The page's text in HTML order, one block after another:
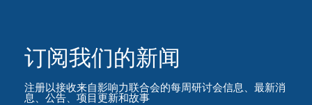
订阅我们的新闻​
注册以接收来自影响力联合会的每周研讨会信息、最新消
息、公告、项目更新和故事